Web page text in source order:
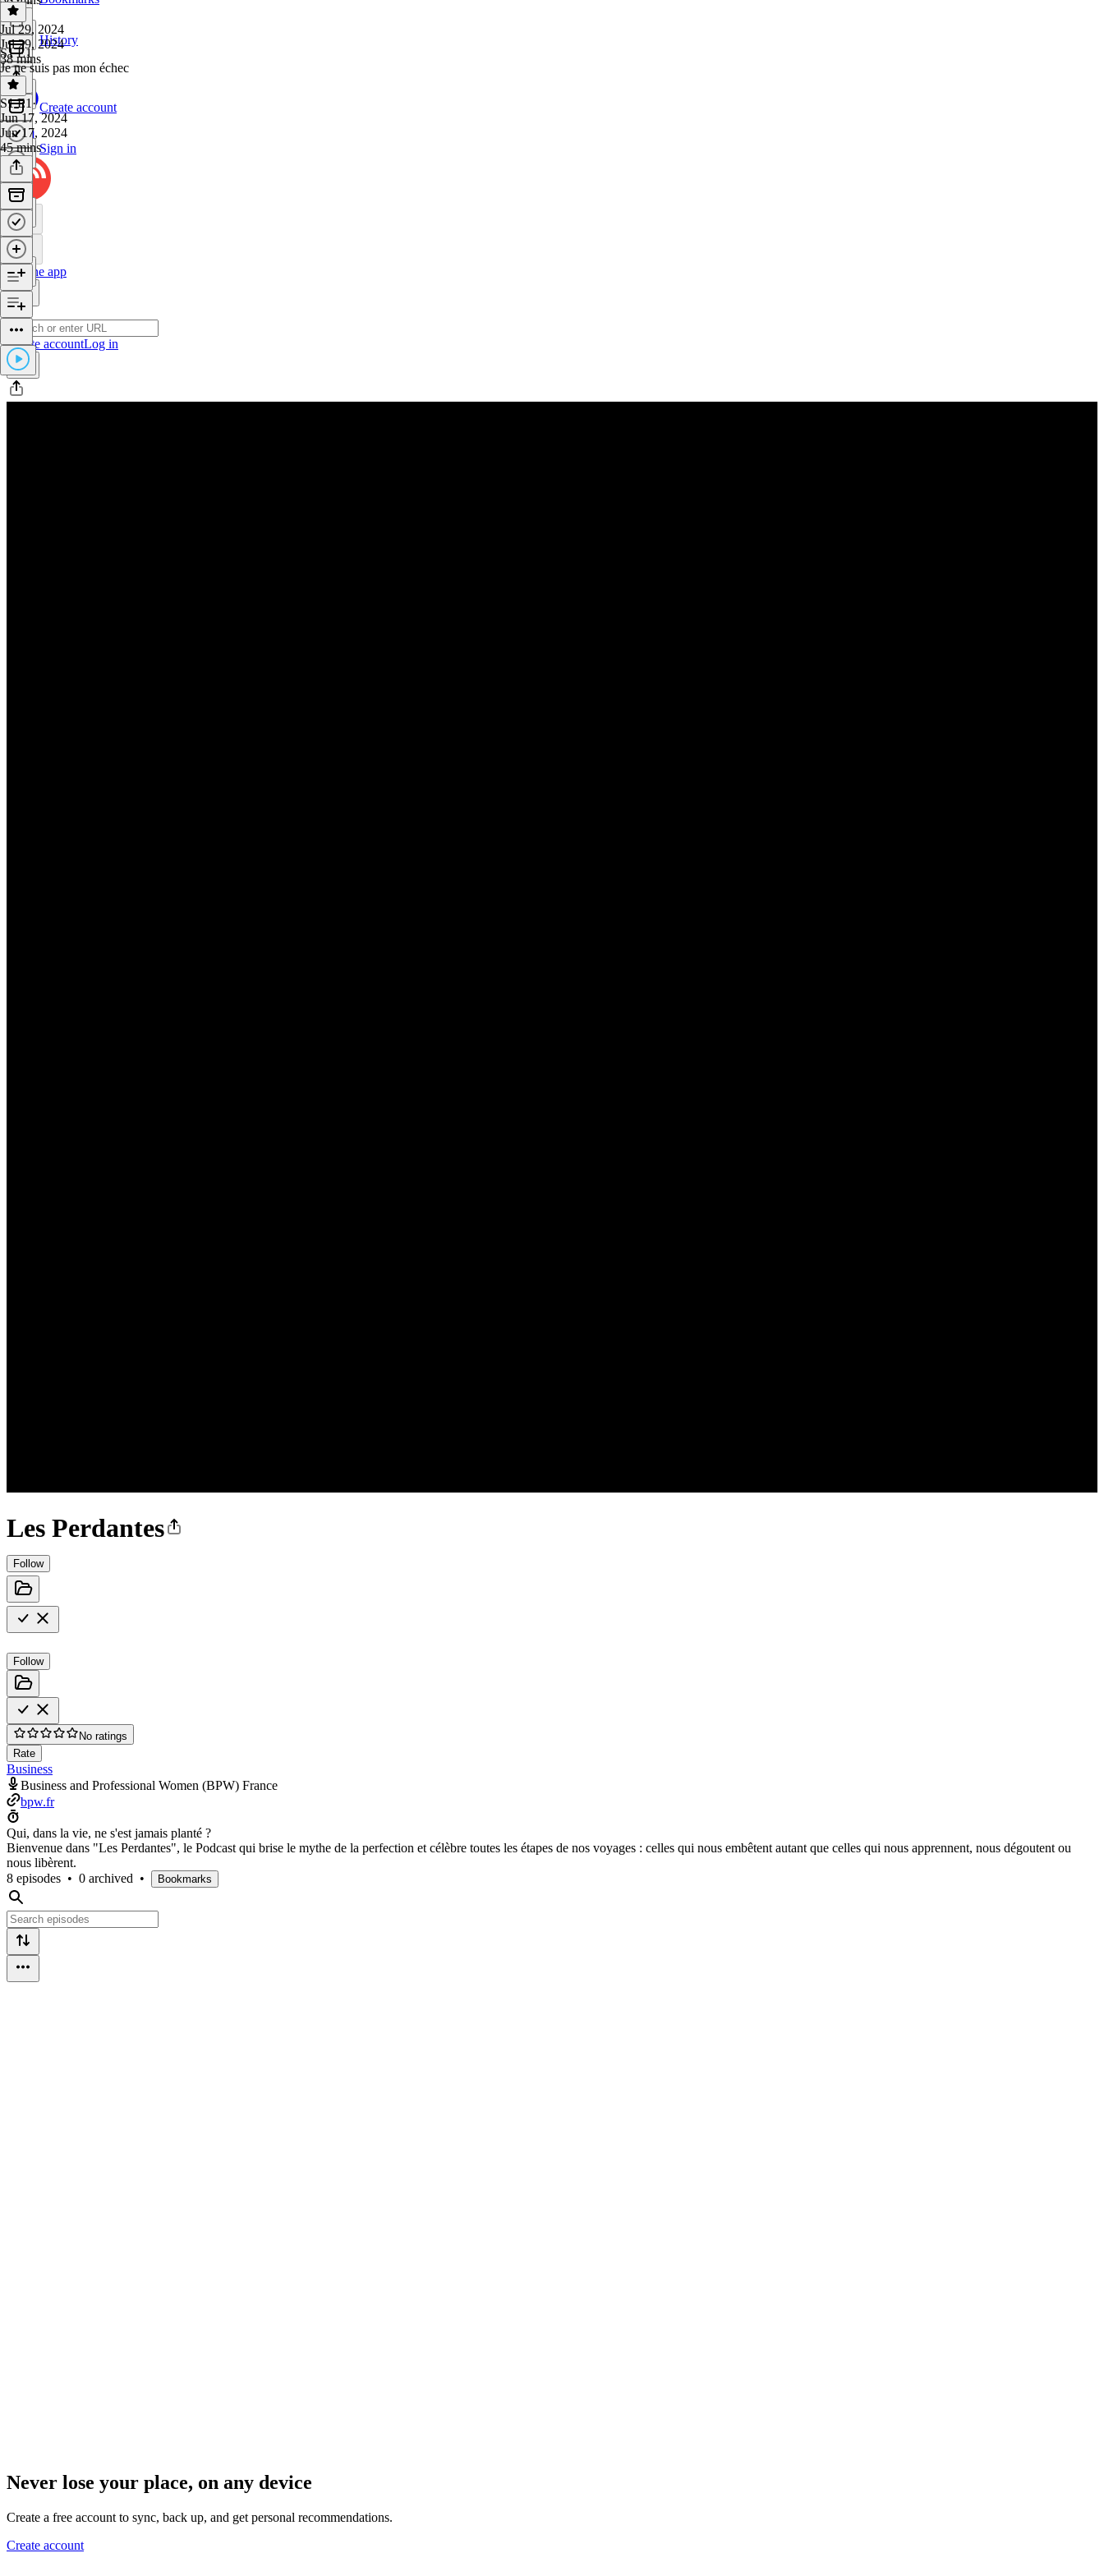
History
Create account
Sign in
Get the app
Create accountLog in
Les Perdantes
Follow
Follow
No ratings
Rate
Business
Business and Professional Women (BPW) France
bpw.fr
Qui, dans la vie, ne s'est jamais planté ?
Bienvenue dans "Les Perdantes", le Podcast qui brise le mythe de la perfection et célèbre toutes les étapes de nos voyages : celles qui nous embêtent autant que celles qui nous apprennent, nous dégoutent ou
nous libèrent.
8 episodes • 0 archived • Bookmarks
Jul 29, 2024
Jul 29, 2024
38 mins
S1 E1
Je ne suis pas mon échec
S1 E1 ·
Jun 17, 2024
Jun 17, 2024
45 mins
Never lose your place, on any device
Create a free account to sync, back up, and get personal recommendations.
Create account